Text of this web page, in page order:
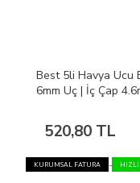
Best 5li Havya Ucu
6mm Uç | İç Çap
520,80 TL
KURUMSAL FATURA HIZLI